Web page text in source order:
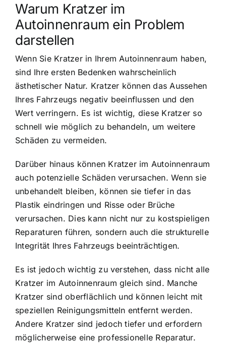
Warum Kratzer im
Autoinnenraum ein Problem
darstellen
Wenn Sie Kratzer in Ihrem Autoinnenraum haben,
sind Ihre ersten Bedenken wahrscheinlich
ästhetischer Natur. Kratzer können das Aussehen
Ihres Fahrzeugs negativ beeinflussen und den
Wert verringern. Es ist wichtig, diese Kratzer so
schnell wie möglich zu behandeln, um weitere
Schäden zu vermeiden.
Darüber hinaus können Kratzer im Autoinnenraum
auch potenzielle Schäden verursachen. Wenn sie
unbehandelt bleiben, können sie tiefer in das
Plastik eindringen und Risse oder Brüche
verursachen. Dies kann nicht nur zu kostspieligen
Reparaturen führen, sondern auch die strukturelle
Integrität Ihres Fahrzeugs beeinträchtigen.
Es ist jedoch wichtig zu verstehen, dass nicht alle
Kratzer im Autoinnenraum gleich sind. Manche
Kratzer sind oberflächlich und können leicht mit
speziellen Reinigungsmitteln entfernt werden.
Andere Kratzer sind jedoch tiefer und erfordern
möglicherweise eine professionelle Reparatur.